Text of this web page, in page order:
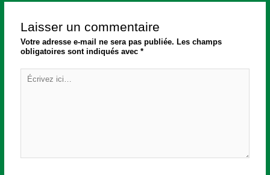
Laisser un commentaire
Votre adresse e-mail ne sera pas publiée. Les champs
obligatoires sont indiqués avec*
Écrivez
ici…